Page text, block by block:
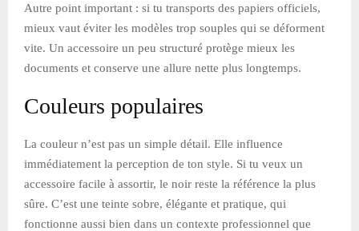
Autre point important : si tu transports des papiers officiels,
mieux vaut éviter les modèles trop souples qui se déforment
vite. Un accessoire un peu structuré protège mieux les
documents et conserve une allure nette plus longtemps.
Couleurs populaires
La couleur n’est pas un simple détail. Elle influence
immédiatement la perception de ton style. Si tu veux un
accessoire facile à assortir, le noir reste la référence la plus
sûre. C’est une teinte sobre, élégante et pratique, qui
fonctionne aussi bien dans un contexte professionnel que